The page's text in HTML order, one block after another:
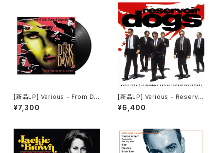
[新品LP] Various - From Du
sk Till Dawn (Music From
The Motion Picture) / フロ
¥7,300
[新品LP] Various - Reservoi
r Dogs (180g) / レザボア・ド
ッグス
¥6,400